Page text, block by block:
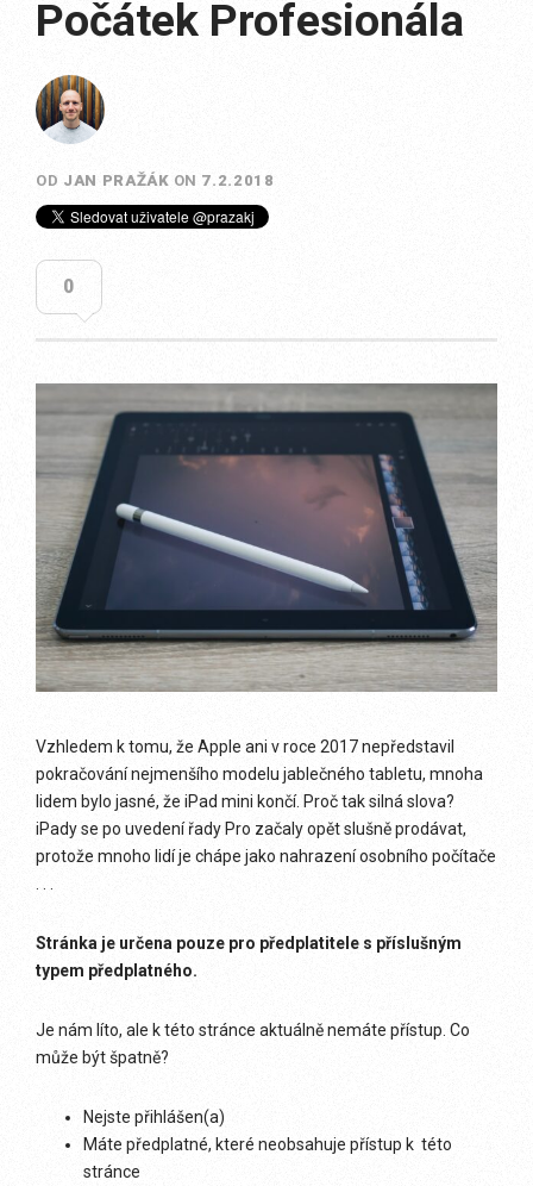
Počátek Profesionála
OD JAN PRAŽÁK ON 7.2.2018
0
Vzhledem k tomu, že Apple ani v roce 2017 nepředstavil
pokračování nejmenšího modelu jablečného tabletu, mnoha
lidem bylo jasné, že iPad mini končí. Proč tak silná slova?
iPady se po uvedení řady Pro začaly opět slušně prodávat,
protože mnoho lidí je chápe jako nahrazení osobního počítače
Stránka je určena pouze pro předplatitele s příslušným
typem předplatného.
Je nám líto, ale k této stránce aktuálně nemáte přístup. Co
může být špatně?
Nejste přihlášen(a)
Máte předplatné, které neobsahuje přístup k této
stránce